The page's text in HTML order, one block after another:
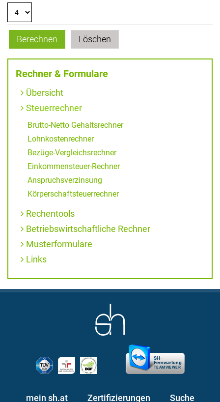
Rechner & Formulare
Übersicht
Steuerrechner
Brutto-Netto Gehaltsrechner
Lohnkostenrechner
Bezüge-Vergleichsrechner
Einkommensteuer-Rechner
Anspruchsverzinsung
Körperschaftsteuerrechner
Rechentools
Betriebswirtschaftliche Rechner
Musterformulare
Links
SH-
Fernwartung
TEAMVIEWER
mein sh.at Zertifizierungen Suche